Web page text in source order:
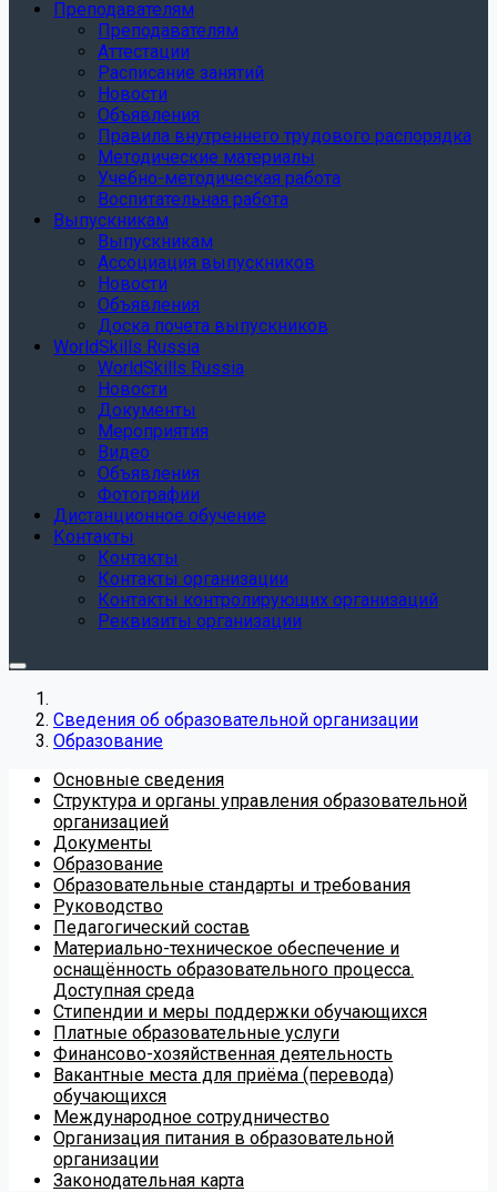
Преподавателям
Преподавателям
Аттестации
Расписание занятий
Новости
Объявления
Правила внутреннего трудового распорядка
Методические материалы
Учебно-методическая работа
Воспитательная работа
Выпускникам
Выпускникам
Ассоциация выпускников
Новости
Объявления
Доска почета выпускников
WorldSkills Russia
WorldSkills Russia
Новости
Документы
Мероприятия
Видео
Объявления
Фотографии
Дистанционное обучение
Контакты
Контакты
Контакты организации
Контакты контролирующих организаций
Реквизиты организации
Сведения об образовательной организации
Образование
Основные сведения
Структура и органы управления образовательной
организацией
Документы
Образование
Образовательные стандарты и требования
Руководство
Педагогический состав
Материально-техническое обеспечение и
оснащённость образовательного процесса.
Доступная среда
Стипендии и меры поддержки обучающихся
Платные образовательные услуги
Финансово-хозяйственная деятельность
Вакантные места для приёма (перевода)
обучающихся
Международное сотрудничество
Организация питания в образовательной
организации
Законодательная карта